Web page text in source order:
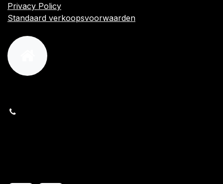
Privacy Policy
Standaard verkoopsvoorwaarden